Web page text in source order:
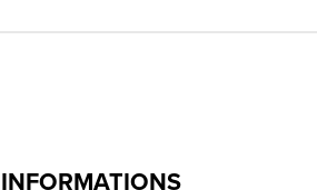
INFORMATIONS